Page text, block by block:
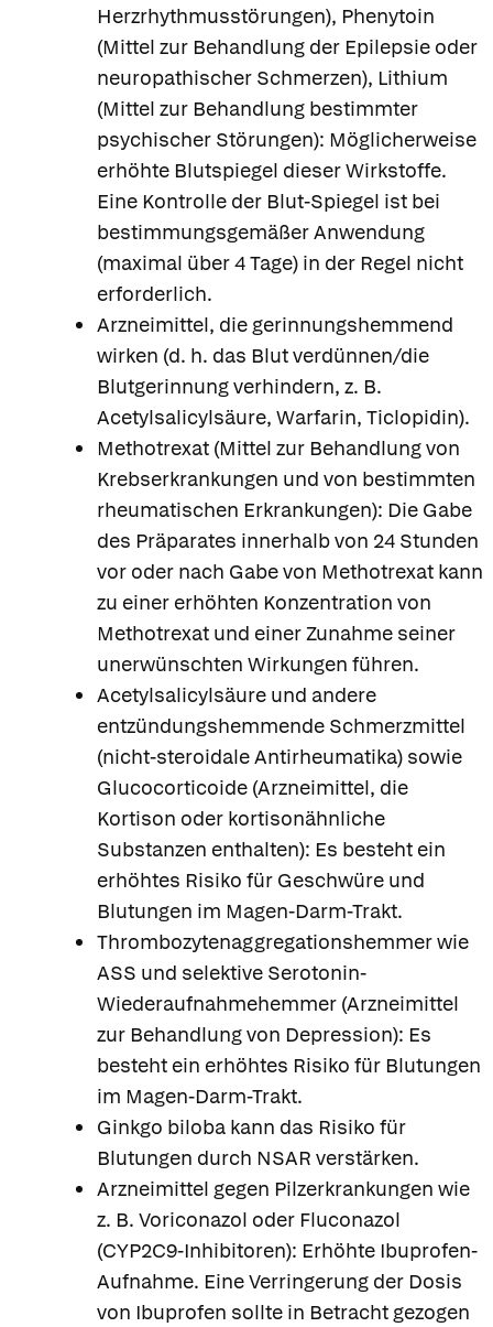
Herzrhythmusstörungen), Phenytoin
(Mittel zur Behandlung der Epilepsie oder
neuropathischer Schmerzen), Lithium
(Mittel zur Behandlung bestimmter
psychischer Störungen): Möglicherweise
erhöhte Blutspiegel dieser Wirkstoffe.
Eine Kontrolle der Blut-Spiegel ist bei
bestimmungsgemäßer Anwendung
(maximal über 4 Tage) in der Regel nicht
erforderlich.
Arzneimittel, die gerinnungshemmend
wirken (d. h. das Blut verdünnen/die
Blutgerinnung verhindern, z. B.
Acetylsalicylsäure, Warfarin, Ticlopidin).
Methotrexat (Mittel zur Behandlung von
Krebserkrankungen und von bestimmten
rheumatischen Erkrankungen): Die Gabe
des Präparates innerhalb von 24 Stunden
vor oder nach Gabe von Methotrexat kann
zu einer erhöhten Konzentration von
Methotrexat und einer Zunahme seiner
unerwünschten Wirkungen führen.
Acetylsalicylsäure und andere
entzündungshemmende Schmerzmittel
(nicht-steroidale Antirheumatika) sowie
Glucocorticoide (Arzneimittel, die
Kortison oder kortisonähnliche
Substanzen enthalten): Es besteht ein
erhöhtes Risiko für Geschwüre und
Blutungen im Magen-Darm-Trakt.
Thrombozytenaggregationshemmer wie
ASS und selektive Serotonin-
Wiederaufnahmehemmer (Arzneimittel
zur Behandlung von Depression): Es
besteht ein erhöhtes Risiko für Blutungen
im Magen-Darm-Trakt.
Ginkgo biloba kann das Risiko für
Blutungen durch NSAR verstärken.
Arzneimittel gegen Pilzerkrankungen wie
z. B. Voriconazol oder Fluconazol
(CYP2C9-Inhibitoren): Erhöhte Ibuprofen-
Aufnahme. Eine Verringerung der Dosis
von Ibuprofen sollte in Betracht gezogen